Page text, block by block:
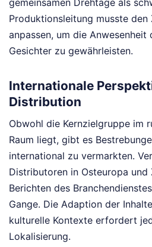
Produktionsleitung musste
anpassen, um die
Gesichter zu gewährleisten.
Internationale
Distribution
Obwohl die Kernzielgruppe im
Raum liegt, gibt es
international zu vermarkten.
Distributoren in Osteuropa und
Berichten des
Gange. Die Adaption der
kulturelle Kontexte erfordert
Lokalisierung.